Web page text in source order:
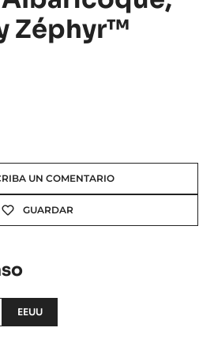
Zéphyr™
UN COMENTARIO
GUARDAR
EEUU